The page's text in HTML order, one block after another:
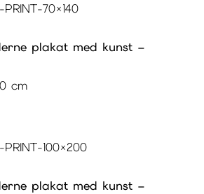
70×140
plakat med kunst –
cm
100×200
plakat med kunst –